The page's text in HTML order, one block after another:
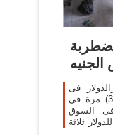
فى
السوقين الرسمي والشعبي اكثر من (30) مرة فى
(50) مرة فى السوق
ثلاثة